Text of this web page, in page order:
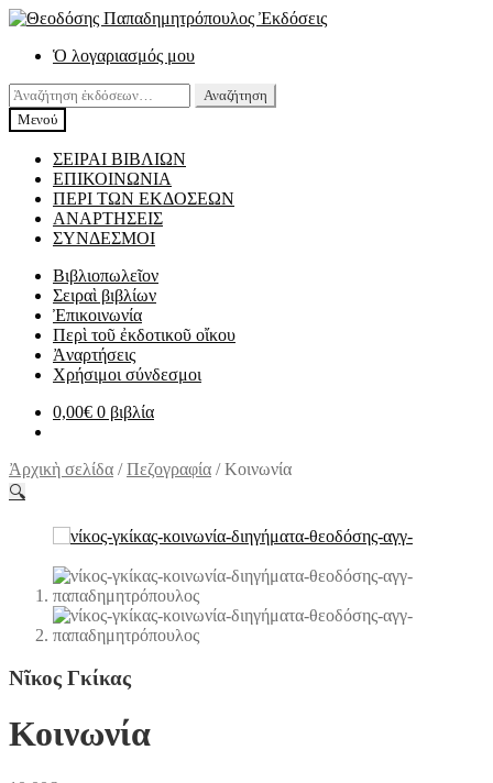
Απευθείας
στην
Μετάβαση
περιεχόμενο
Ὁ λογαριασμός μου
Αναζήτηση
για:
Αναζήτηση
Μενού
ΣΕΙΡΑΙ ΒΙΒΛΙΩΝ
ΕΠΙΚΟΙΝΩΝΙΑ
ΠΕΡΙ ΤΩΝ ΕΚΔΟΣΕΩΝ
ΑΝΑΡΤΗΣΕΙΣ
ΣΥΝΔΕΣΜΟΙ
Βιβλιοπωλεῖον
Σειραὶ βιβλίων
Ἐπικοινωνία
Περὶ τοῦ ἐκδοτικοῦ οἴκου
Ἀναρτήσεις
Χρήσιμοι σύνδεσμοι
0,00€ 0 βιβλία
Ἀρχικὴ σελίδα /Πεζογραφία /Κοινωνία
🔍
Νῖκος Γκίκας
Κοινωνία